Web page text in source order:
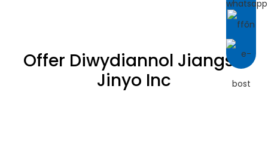
Offer Diwydiannol Jiangsu
Jinyo Inc